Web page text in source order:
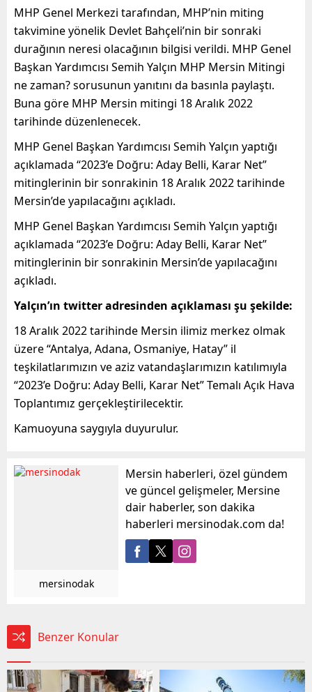
MHP Genel Merkezi tarafından, MHP’nin miting
takvimine yönelik Devlet Bahçeli’nin bir sonraki
durağının neresi olacağının bilgisi verildi. MHP Genel
Başkan Yardımcısı Semih Yalçın MHP Mersin Mitingi
ne zaman? sorusunun yanıtını da basınla paylaştı.
Buna göre MHP Mersin mitingi 18 Aralık 2022
tarihinde düzenlenecek.
MHP Genel Başkan Yardımcısı Semih Yalçın yaptığı
açıklamada “2023’e Doğru: Aday Belli, Karar Net”
mitinglerinin bir sonrakinin 18 Aralık 2022 tarihinde
Mersin’de yapılacağını açıkladı.
MHP Genel Başkan Yardımcısı Semih Yalçın yaptığı
açıklamada “2023’e Doğru: Aday Belli, Karar Net”
mitinglerinin bir sonrakinin Mersin’de yapılacağını
açıkladı.
Yalçın’ın twitter adresinden açıklaması şu şekilde:
18 Aralık 2022 tarihinde Mersin ilimiz merkez olmak
üzere “Antalya, Adana, Osmaniye, Hatay” il
teşkilatlarımızın ve aziz vatandaşlarımızın katılımıyla
“2023’e Doğru: Aday Belli, Karar Net” Temalı Açık Hava
Toplantımız gerçekleştirilecektir.
Kamuoyuna saygıyla duyurulur.
mersinodak
Mersin haberleri, özel gündem
ve güncel gelişmeler, Mersine
dair haberler, son dakika
haberleri mersinodak.com da!
Benzer Konular